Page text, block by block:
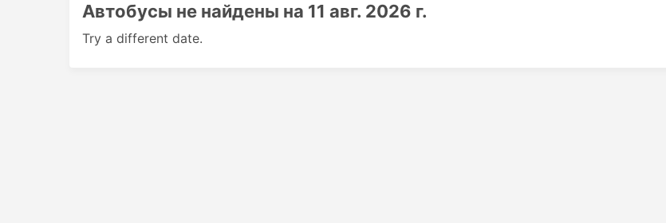
Автобусы не найдены на 11 авг. 2026 г.
Try a different date.